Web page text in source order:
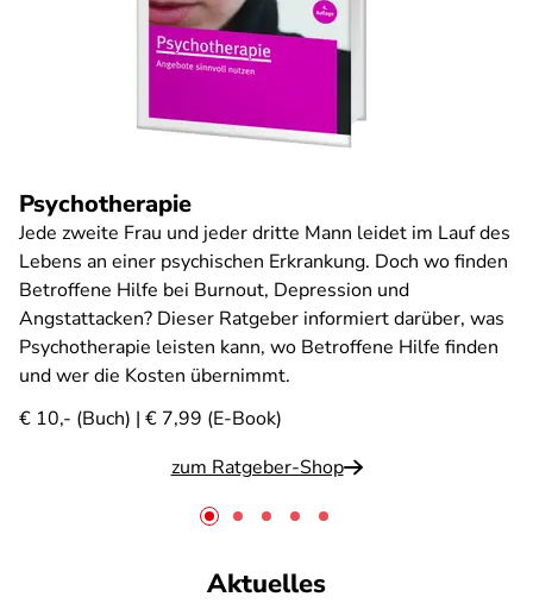
Psychotherapie
Jede zweite Frau und jeder dritte Mann leidet im Lauf des
Lebens an einer psychischen Erkrankung. Doch wo finden
Betroffene Hilfe bei Burnout, Depression und
Angstattacken? Dieser Ratgeber informiert darüber, was
Psychotherapie leisten kann, wo Betroffene Hilfe finden
und wer die Kosten übernimmt.
€ 10,- (Buch) | € 7,99 (E-Book)
zum Ratgeber-Shop
Aktuelles